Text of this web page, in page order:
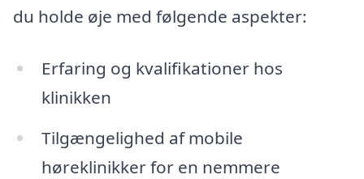
du holde øje med følgende aspekter:
Erfaring og kvalifikationer hos
klinikken
Tilgængelighed af mobile
høreklinikker for en nemmere